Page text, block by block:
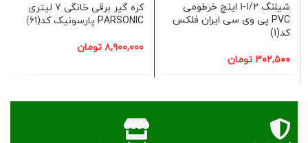
شیلنگ 1/2-1 اینچ خرطومی
PVC پی وی سی ایران فلکس
کد(1)
۳۰۲,۵۰۰ تومان
کره گیر برقی خانگی 7 لیتری
PARSONIC پارسونیک کد(61)
۸,۹۰۰,۰۰۰ تومان